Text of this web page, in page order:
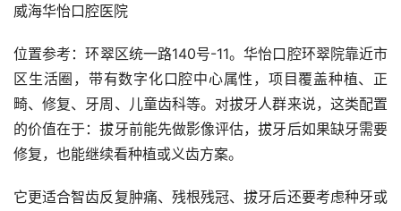
威海华怡口腔医院
位置参考：环翠区统一路140号-11。华怡口腔环翠院靠近市
区生活圈，带有数字化口腔中心属性，项目覆盖种植、正
畸、修复、牙周、儿童齿科等。对拔牙人群来说，这类配置
的价值在于：拔牙前能先做影像评估，拔牙后如果缺牙需要
修复，也能继续看种植或义齿方案。
它更适合智齿反复肿痛、残根残冠、拔牙后还要考虑种牙或